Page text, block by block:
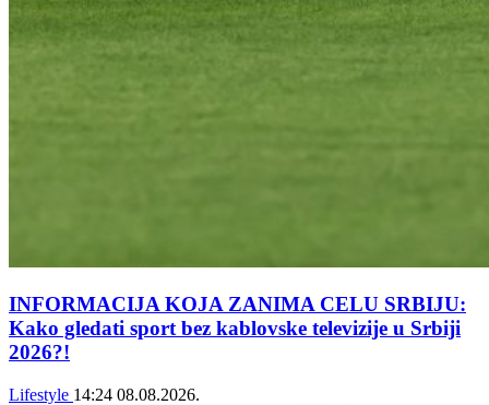
INFORMACIJA KOJA ZANIMA CELU SRBIJU:
Kako gledati sport bez kablovske televizije u Srbiji
2026?!
Lifestyle 14:24 08.08.2026.